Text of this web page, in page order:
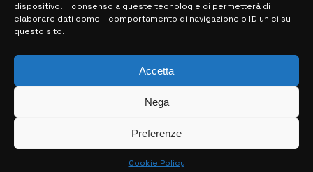
dispositivo. Il consenso a queste tecnologie ci permetterà di
elaborare dati come il comportamento di navigazione o ID unici su
questo sito.
Accetta
Nega
Preferenze
Cookie Policy
> NOTIZIE